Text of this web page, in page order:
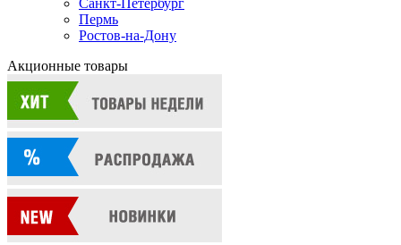
Санкт-Петербург
Пермь
Ростов-на-Дону
Акционные товары